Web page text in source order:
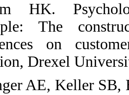
28. Yim HK.
salespeople:
consequences
dissertation,
29. Ellinger AE,